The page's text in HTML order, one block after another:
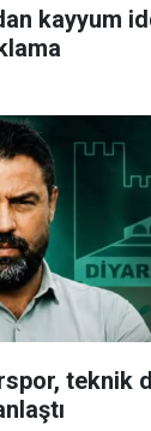
kayyum
teknik